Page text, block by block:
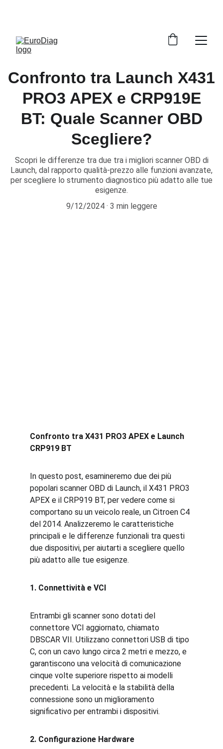
Confronto tra Launch X431
PRO3 APEX e CRP919E
BT: Quale Scanner OBD
Scegliere?
Scopri le differenze tra due tra i migliori scanner OBD di
Launch, dal rapporto qualità-prezzo alle funzioni avanzate,
per scegliere lo strumento diagnostico più adatto alle tue
esigenze.
9/12/2024
3 min leggere
Confronto tra X431 PRO3 APEX e Launch
CRP919 BT
In questo post, esamineremo due dei più
popolari scanner OBD di Launch, il X431 PRO3
APEX e il CRP919 BT, per vedere come si
comportano su un veicolo reale, un Citroen C4
del 2014. Analizzeremo le caratteristiche
principali e le differenze funzionali tra questi
due dispositivi, per aiutarti a scegliere quello
più adatto alle tue esigenze.
1. Connettività e VCI
Entrambi gli scanner sono dotati del
connettore VCI aggiornato, chiamato
DBSCAR VII. Utilizzano connettori USB di tipo
C, con un cavo lungo circa 2 metri e mezzo, e
garantiscono una velocità di comunicazione
cinque volte superiore rispetto ai modelli
precedenti. La velocità e la stabilità della
connessione sono un miglioramento
significativo per entrambi i dispositivi.
2. Configurazione Hardware